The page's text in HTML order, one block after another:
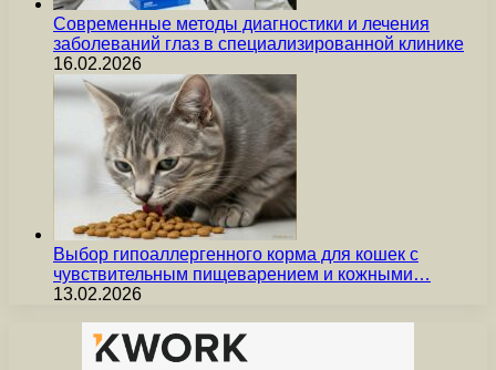
Современные методы диагностики и лечения
заболеваний глаз в специализированной клинике
16.02.2026
Выбор гипоаллергенного корма для кошек с
чувствительным пищеварением и кожными…
13.02.2026